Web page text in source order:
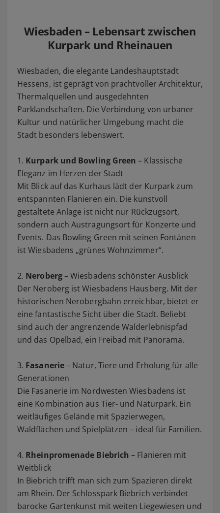
Wiesbaden – Lebensart zwischen
Kurpark und Rheinauen
Wiesbaden, die elegante Landeshauptstadt
Hessens, ist geprägt von prachtvoller Architektur,
Thermalquellen und ausgedehnten
Parklandschaften. Die Verbindung von urbaner
Kultur und natürlicher Umgebung macht die
Stadt besonders lebenswert.
1. Kurpark und Bowling Green – Klassische
Eleganz im Herzen der Stadt
Mit Blick auf das Kurhaus lädt der Kurpark zum
entspannten Flanieren ein. Die kunstvoll
gestaltete Anlage ist nicht nur Rückzugsort,
sondern auch Austragungsort für Konzerte und
Events. Das Bowling Green mit seinen Fontänen
ist Wiesbadens „grünes Wohnzimmer“.
2. Neroberg– Wiesbadens schönster Ausblick
Der Neroberg ist Wiesbadens Hausberg. Mit der
historischen Nerobergbahn erreichbar, bietet er
eine fantastische Sicht über die Stadt. Beliebt
sind auch der angrenzende Walderlebnispfad
und das Opelbad, ein Freibad mit Panorama.
3. Fasanerie– Natur, Tiere und Erholung für alle
Generationen
Die Fasanerie im Nordwesten Wiesbadens ist
eine Kombination aus Tier- und Naturpark. Ein
weitläufiges Gelände mit Spazierwegen,
Waldflächen und Spielplätzen – ideal für Familien.
4. Rheinpromenade Biebrich – Flanieren mit
Weitblick
In Biebrich trifft man sich zum Spazieren direkt
am Rhein. Der Schlosspark Biebrich verbindet
barocke Gartenkunst mit weiten Liegewiesen und